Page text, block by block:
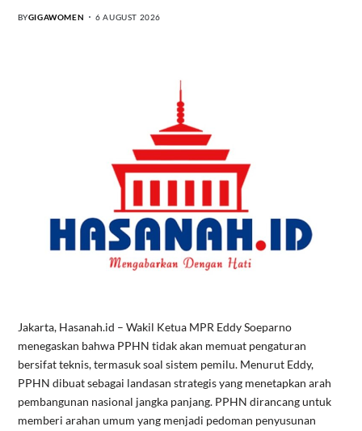
BYGIGAWOMEN 6 AUGUST 2026
Jakarta, Hasanah.id – Wakil Ketua MPR Eddy Soeparno
menegaskan bahwa PPHN tidak akan memuat pengaturan
bersifat teknis, termasuk soal sistem pemilu. Menurut Eddy,
PPHN dibuat sebagai landasan strategis yang menetapkan arah
pembangunan nasional jangka panjang. PPHN dirancang untuk
memberi arahan umum yang menjadi pedoman penyusunan